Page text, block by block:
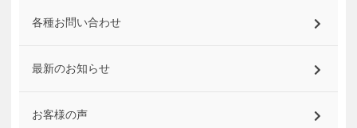
各種お問い合わせ
最新のお知らせ
お客様の声